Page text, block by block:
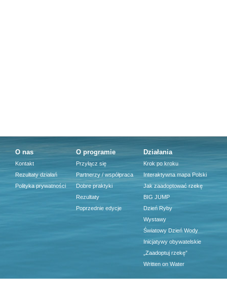
O nas
Kontakt
Rezultaty działań
Polityka prywatności
O programie
Przyłącz się
Partnerzy / współpraca
Dobre praktyki
Rezultaty
Poprzednie edycje
Działania
Krok po kroku
Interaktywna mapa Polski
Jak zaadoptować rzekę
BIG JUMP
Dzień Ryby
Wystawy
Światowy Dzień Wody
Inicjatywy obywatelskie
„Zaadoptuj rzekę”
Written on Water